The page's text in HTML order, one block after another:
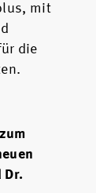
mit
die
Dr.